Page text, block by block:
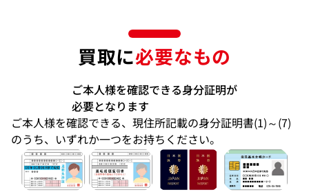
買取に必要なもの
ご本人様を確認できる身分証明が
必要となります
ご本人様を確認できる、現住所記載の身分証明書(1)～(7)
のうち、いずれか一つをお持ちください。